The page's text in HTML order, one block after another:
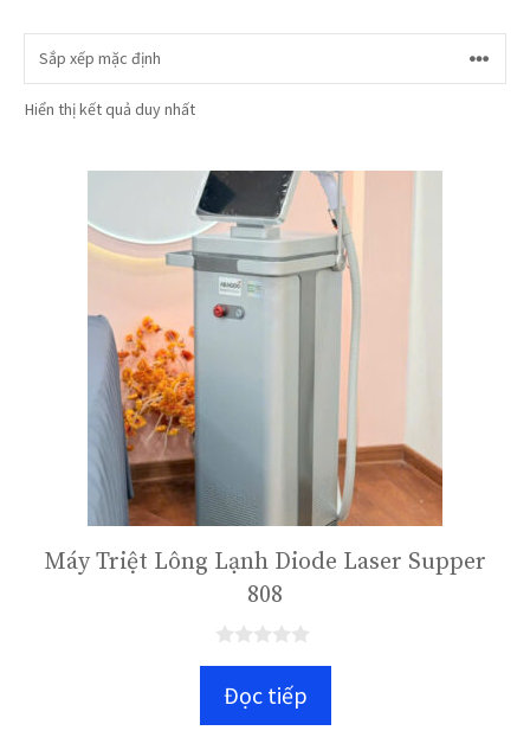
Hiển thị kết quả duy nhất
Máy Triệt Lông Lạnh Diode Laser Supper
808
gĐọc tiếp